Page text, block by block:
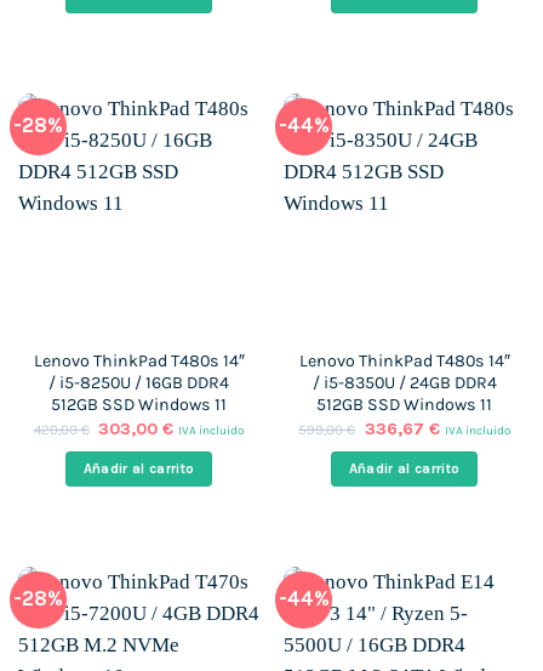
era:
es:
era:
es:
-28%
Lenovo ThinkPad T480s 14″
/ i5-8250U / 16GB DDR4
512GB SSD Windows 11
420,00€ El
original
era:
303,00€El
actual
es:
IVA incluido
Añadir al carrito
-44%
Lenovo ThinkPad T480s 14″
/ i5-8350U / 24GB DDR4
512GB SSD Windows 11
599,00€ El
original
era:
336,67 €El
actual
es:
IVA incluido
Añadir al carrito
-28% -44%